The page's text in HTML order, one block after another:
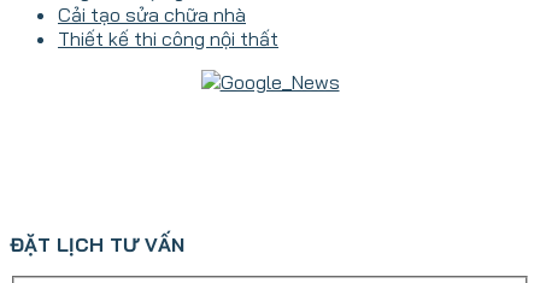
Cải tạo sửa chữa nhà
Thiết kế thi công nội thất
ĐẶT LỊCH TƯ VẤN